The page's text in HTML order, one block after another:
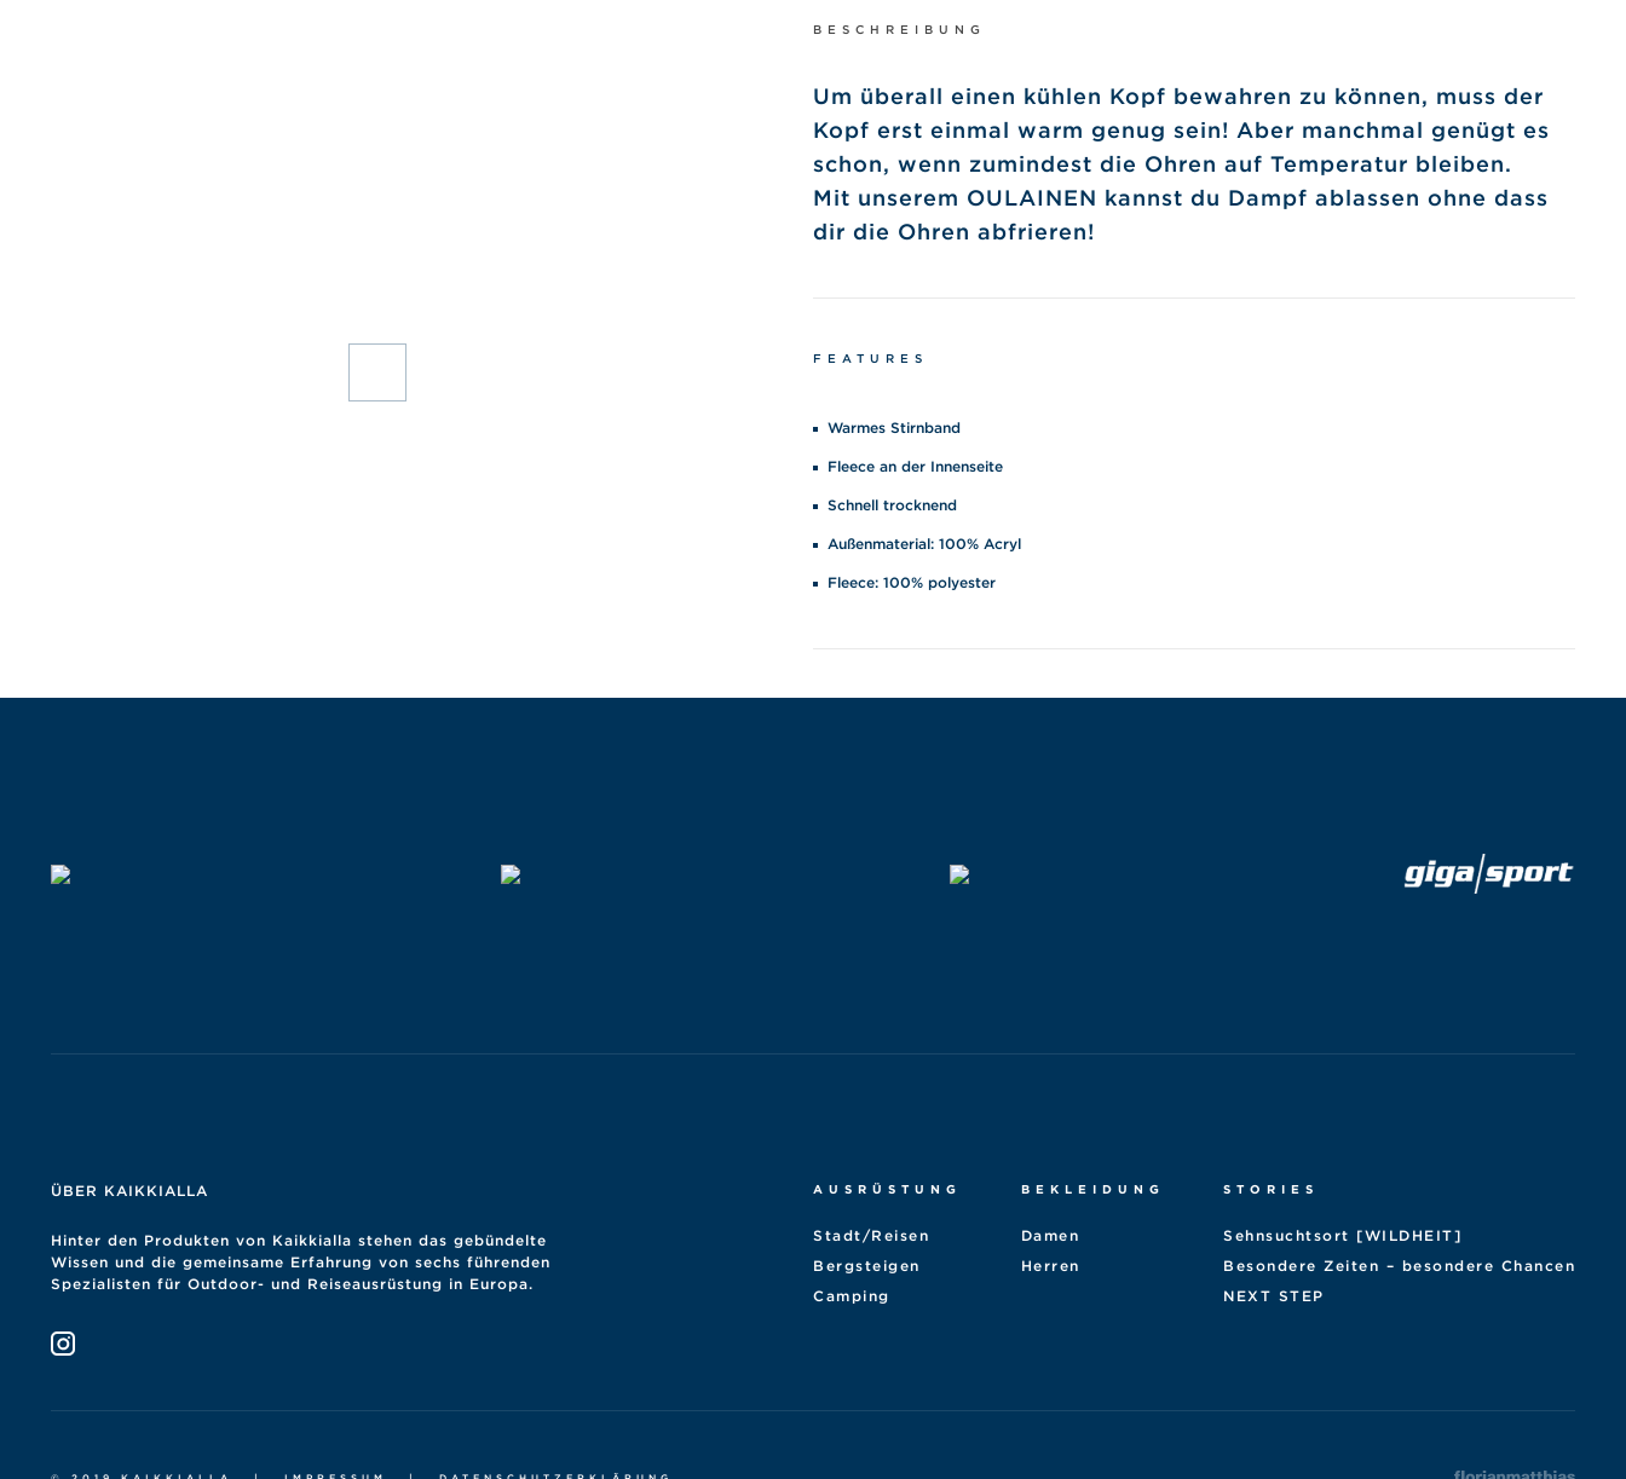
BESCHREIBUNG
Um überall einen kühlen Kopf bewahren zu können, muss der
Kopf erst einmal warm genug sein! Aber manchmal genügt es
schon, wenn zumindest die Ohren auf Temperatur bleiben.
Mit unserem OULAINEN kannst du Dampf ablassen ohne dass
dir die Ohren abfrieren!
FEATURES
Warmes Stirnband
Fleece an der Innenseite
Schnell trocknend
Außenmaterial: 100% Acryl
Fleece: 100% polyester
ÜBER KAIKKIALLA
Hinter den Produkten von Kaikkialla stehen das gebündelte
Wissen und die gemeinsame Erfahrung von sechs führenden
Spezialisten für Outdoor- und Reiseausrüstung in Europa.
AUSRÜSTUNG
Stadt/Reisen
Bergsteigen
Camping
BEKLEIDUNG
Damen
Herren
STORIES
Sehnsuchtsort [WILDHEIT]
Besondere Zeiten – besondere Chancen
NEXT STEP